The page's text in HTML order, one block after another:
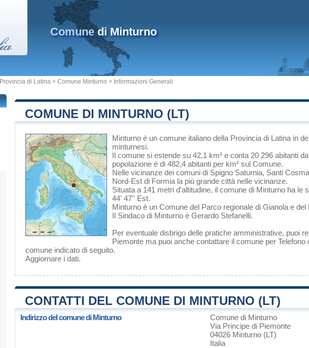
Comunedi Minturno
Provincia di Latina > Comune Minturno > Informazioni Generali
COMUNE DI MINTURNO (LT)
Minturno è un comune italiano della Provincia di Latina in
minturnesi.
Il comune si estende su 42,1 km² e conta 20 296 abitanti
popolazione è di 482,4 abitanti per km² sul Comune.
Nelle vicinanze dei comuni di Spigno Saturnia, Santi
Nord-Est di Formia la più grande città nelle vicinanze.
Situata a 141 metri d'altitudine, il comune di Minturno ha le
44' 47'' Est.
Minturno è un Comune del Parco regionale di Gianola e
Il Sindaco di Minturno è Gerardo Stefanelli.
Per eventuale disbrigo delle pratiche amministrative, puoi
Piemonte ma puoi anche contattare il comune per
comune indicato di seguito.
Aggiornare i dati.
CONTATTI DEL COMUNE DI MINTURNO (LT)
Indirizzo del comune di Minturno
Comune di Minturno
Via Principe di Piemonte
04026 Minturno (LT)
Italia